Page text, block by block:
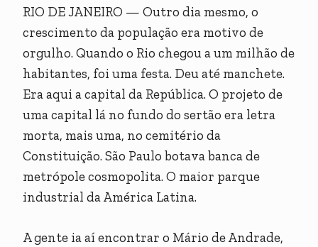
RIO DE JANEIRO —Outro dia mesmo, o
crescimento da população era motivo de
orgulho. Quando o Rio chegou a um milhão de
habitantes, foi uma festa. Deu até manchete.
Era aqui a capital da República. O projeto de
uma capital lá no fundo do sertão era letra
morta, mais uma, no cemitério da
Constituição. São Paulo botava banca de
metrópole cosmopolita. O maior parque
industrial da América Latina.
A gente ia aí encontrar o Mário de Andrade,